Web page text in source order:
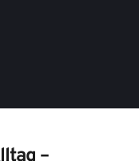
–